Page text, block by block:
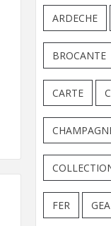
ARDECHE
BROCANTE
CARTE
FER